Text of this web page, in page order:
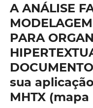
A ANÁLISE
PARA
sua
MHTX